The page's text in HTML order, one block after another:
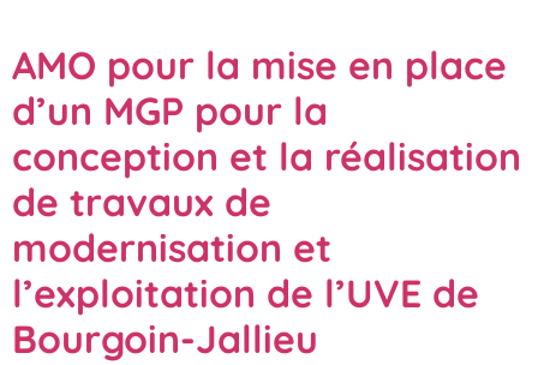
AMO pour la mise en place
d’un MGP pour la
conception et la réalisation
de travaux de
modernisation et
l’exploitation de l’UVE de
Bourgoin-Jallieu